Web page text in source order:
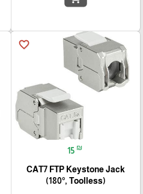
favorite_border
15 ₪
CAT7 FTP Keystone Jack
(180°, Toolless)